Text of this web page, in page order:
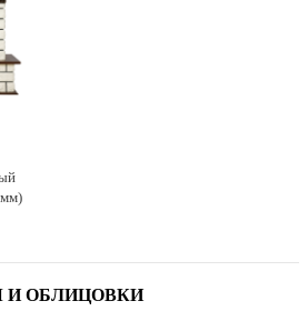
ОБЛИЦОВКИ